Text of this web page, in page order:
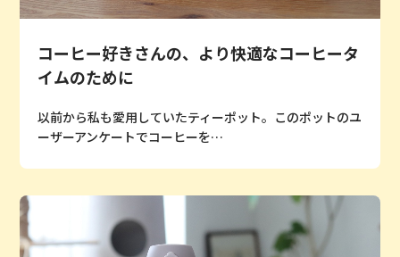
コーヒー好きさんの、より快適なコーヒータ
イムのために
以前から私も愛用していたティーポット。このポットのユ
ーザーアンケートでコーヒーを…